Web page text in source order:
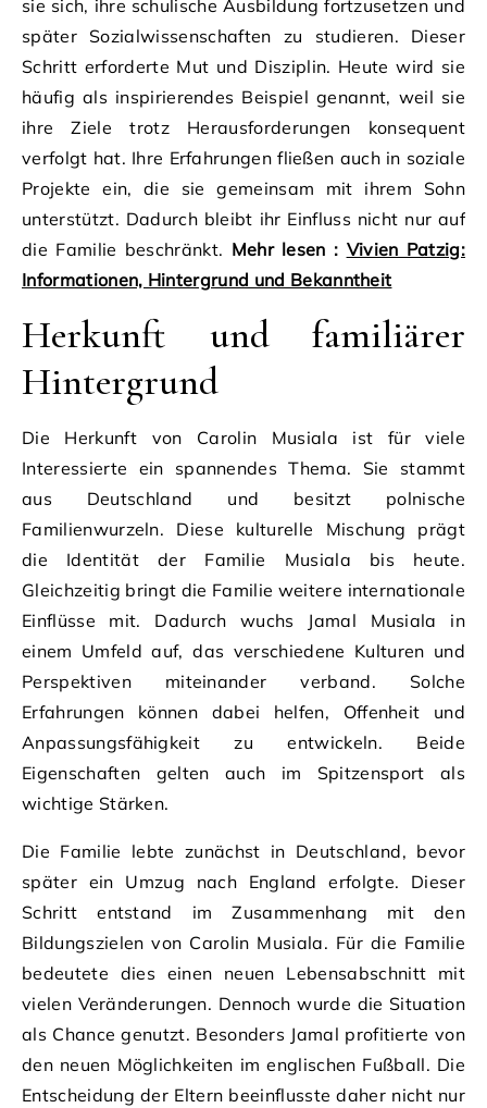
sie sich, ihre schulische Ausbildung fortzusetzen und
später Sozialwissenschaften zu studieren. Dieser
Schritt erforderte Mut und Disziplin. Heute wird sie
häufig als inspirierendes Beispiel genannt, weil sie
ihre Ziele trotz Herausforderungen konsequent
verfolgt hat. Ihre Erfahrungen fließen auch in soziale
Projekte ein, die sie gemeinsam mit ihrem Sohn
unterstützt. Dadurch bleibt ihr Einfluss nicht nur auf
die Familie beschränkt. Mehr lesen : Vivien Patzig:
Informationen, Hintergrund und Bekanntheit
Herkunft und familiärer
Hintergrund
Die Herkunft von Carolin Musiala ist für viele
Interessierte ein spannendes Thema. Sie stammt
aus Deutschland und besitzt polnische
Familienwurzeln. Diese kulturelle Mischung prägt
die Identität der Familie Musiala bis heute.
Gleichzeitig bringt die Familie weitere internationale
Einflüsse mit. Dadurch wuchs Jamal Musiala in
einem Umfeld auf, das verschiedene Kulturen und
Perspektiven miteinander verband. Solche
Erfahrungen können dabei helfen, Offenheit und
Anpassungsfähigkeit zu entwickeln. Beide
Eigenschaften gelten auch im Spitzensport als
wichtige Stärken.
Die Familie lebte zunächst in Deutschland, bevor
später ein Umzug nach England erfolgte. Dieser
Schritt entstand im Zusammenhang mit den
Bildungszielen von Carolin Musiala. Für die Familie
bedeutete dies einen neuen Lebensabschnitt mit
vielen Veränderungen. Dennoch wurde die Situation
als Chance genutzt. Besonders Jamal profitierte von
den neuen Möglichkeiten im englischen Fußball. Die
Entscheidung der Eltern beeinflusste daher nicht nur